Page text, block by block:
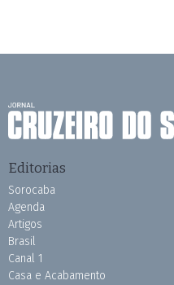
Editorias
Sorocaba
Agenda
Artigos
Brasil
Canal 1
Casa e Acabamento